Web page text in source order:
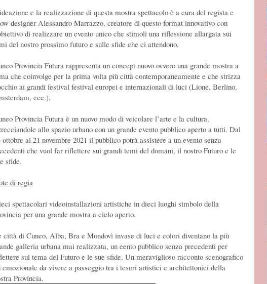
e la realizzazione di questa mostra spettacolo è a cura del regista e
designer Alessandro Marrazzo, creatore di questo format innovativo con
di realizzare un evento unico che stimoli una riflessione allargata sui
del nostro prossimo futuro e sulle sfide che ci attendono.
Provincia Futura rappresenta un concept nuovo ovvero una grande mostra a
che coinvolge per la prima volta più città contemporaneamente e che strizza
ai grandi festival festival europei e internazionali di luci (Lione, Berlino,
ecc.).
Provincia Futura è un nuovo modo di veicolare l’arte e la cultura,
allo spazio urbano con un grande evento pubblico aperto a tutti. Dal
ottobre al 21 novembre 2021 il pubblico potrà assistere a un evento senza
che vuol far riflettere sui grandi temi del domani, il nostro Futuro e le
sfide.
di regia
spettacolari videoinstallazioni artistiche in dieci luoghi simbolo della
per una grande mostra a cielo aperto.
città di Cuneo, Alba, Bra e Mondovì invase di luci e colori diventano la più
galleria urbana mai realizzata, un eento pubblico senza precedenti per
sul tema del Futuro e le sue sfide. Un meraviglioso racconto scenografico
emozionale da vivere a passeggio tra i tesori artistici e architettonici della
Provincia.